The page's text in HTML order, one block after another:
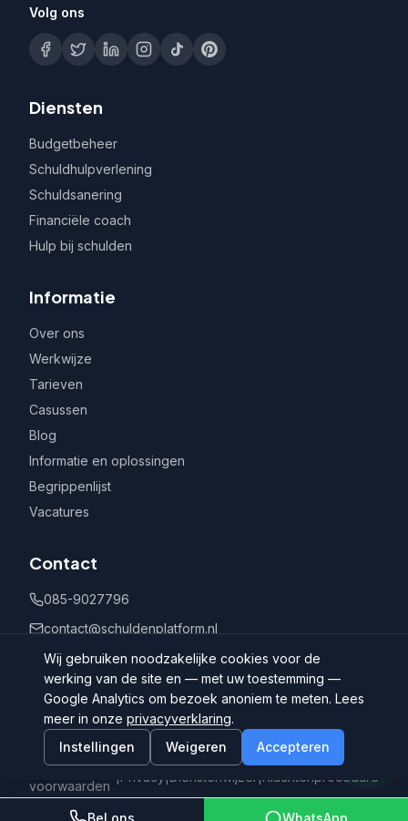
Volg ons
Diensten
Budgetbeheer
Schuldhulpverlening
Schuldsanering
Financiële coach
Hulp bij schulden
Informatie
Over ons
Werkwijze
Tarieven
Casussen
Blog
Informatie en oplossingen
Begrippenlijst
Vacatures
Contact
085-9027796
contact@schuldenplatform.nl
Postbus 802, 7400 AV Deventer
©
Schuldenplatform.nl
Algemene
voorwaarden
|Privacy |Dienstenwijzer |Klachtenprocedure
Bel ons WhatsApp
Wij gebruiken noodzakelijke cookies voor de
werking van de site en — met uw toestemming —
Google Analytics om bezoek anoniem te meten. Lees
meer in onze privacyverklaring.
Instellingen
Weigeren Accepteren